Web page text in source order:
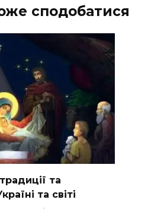
сподобатися
та
та світі